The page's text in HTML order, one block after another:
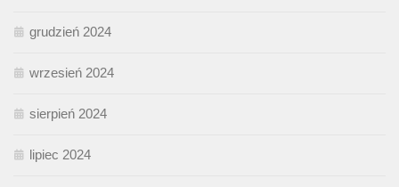
grudzień 2024
wrzesień 2024
sierpień 2024
lipiec 2024